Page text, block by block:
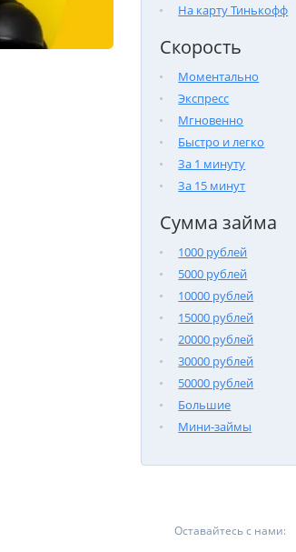
На карту Тинькофф
Скорость
Моментально
Экспресс
Мгновенно
Быстро и легко
За 1 минуту
За 15 минут
Сумма займа
1000 рублей
5000 рублей
10000 рублей
15000 рублей
20000 рублей
30000 рублей
50000 рублей
Большие
Мини-займы
Оставайтесь с нами: